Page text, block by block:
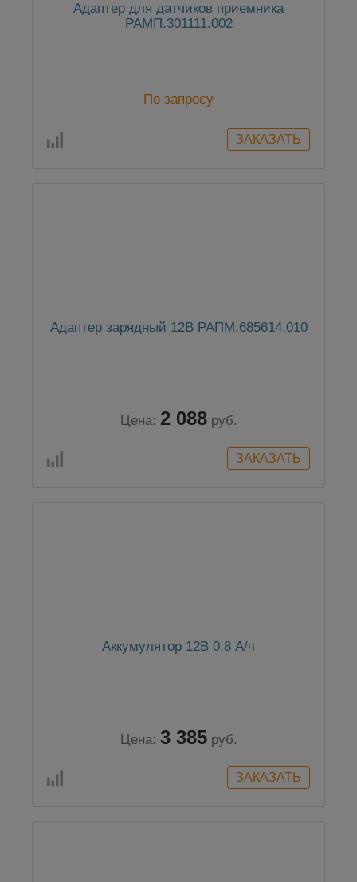
Адаптер для датчиков приемника
РАМП.301111.002
По запросу
Адаптер зарядный 12В РАПМ.685614.010
Цена: 2 088 руб.
Аккумулятор 12В 0.8 А/ч
Цена: 3 385 руб.